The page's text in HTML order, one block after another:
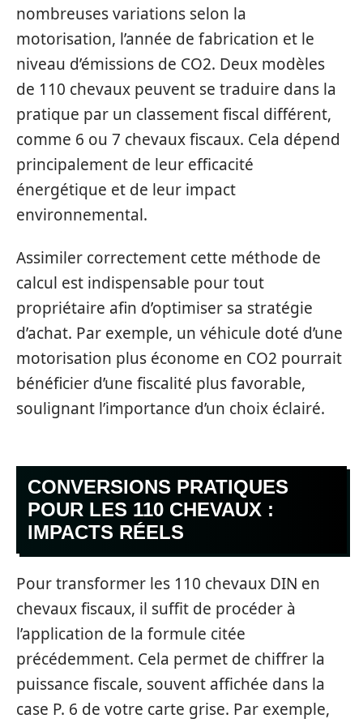
nombreuses variations selon la
motorisation, l’année de fabrication et le
niveau d’émissions de CO2. Deux modèles
de 110 chevaux peuvent se traduire dans la
pratique par un classement fiscal différent,
comme 6 ou 7 chevaux fiscaux. Cela dépend
principalement de leur efficacité
énergétique et de leur impact
environnemental.
Assimiler correctement cette méthode de
calcul est indispensable pour tout
propriétaire afin d’optimiser sa stratégie
d’achat. Par exemple, un véhicule doté d’une
motorisation plus économe en CO2 pourrait
bénéficier d’une fiscalité plus favorable,
soulignant l’importance d’un choix éclairé.
CONVERSIONS PRATIQUES
POUR LES 110 CHEVAUX :
IMPACTS RÉELS
Pour transformer les 110 chevaux DIN en
chevaux fiscaux, il suffit de procéder à
l’application de la formule citée
précédemment. Cela permet de chiffrer la
puissance fiscale, souvent affichée dans la
case P. 6 de votre carte grise. Par exemple,